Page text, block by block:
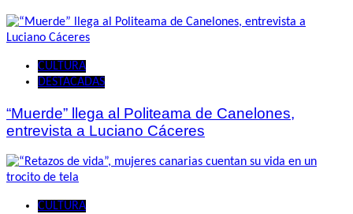
CULTURA
DESTACADAS
“Muerde” llega al Politeama de Canelones,
entrevista a Luciano Cáceres
CULTURA